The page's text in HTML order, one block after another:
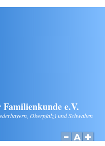
e.V.
Oberpfalz) und Schwaben